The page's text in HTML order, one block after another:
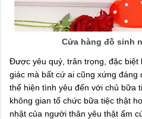
Cửa hàng đồ sinh
Được yêu quý, trân trọng, đặc biệt
giác mà bất cứ ai cũng xứng đáng
thể hiện tình yêu đến với chủ bữa
không gian tổ chức bữa tiệc thật
nhật của người thân yêu thật ấm